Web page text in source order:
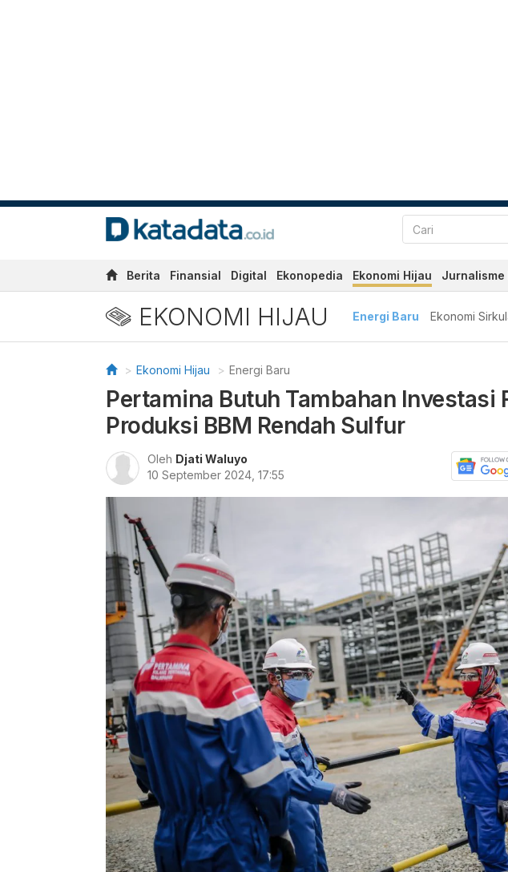
Berita Finansial Digital Ekonopedia Ekonomi Hijau Jurnalisme
EKONOMI HIJAU Energi Baru Ekonomi
Ekonomi Hijau Energi Baru
Pertamina Butuh Tambahan Investasi
Produksi BBM Rendah Sulfur
Oleh Djati Waluyo
10 September 2024, 17:55